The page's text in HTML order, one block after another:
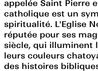
appelée Saint Pierre
catholique est un
spiritualité. L'Eglise
réputée pour ses
siècle, qui illuminent
leurs couleurs
des histoires